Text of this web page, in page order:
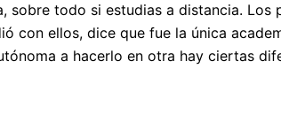
sobre todo si estudias a distancia. Los
con ellos, dice que fue la única
a hacerlo en otra hay ciertas